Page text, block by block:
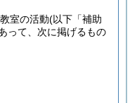
室の活動(以下「補助
って、次に掲げるもの